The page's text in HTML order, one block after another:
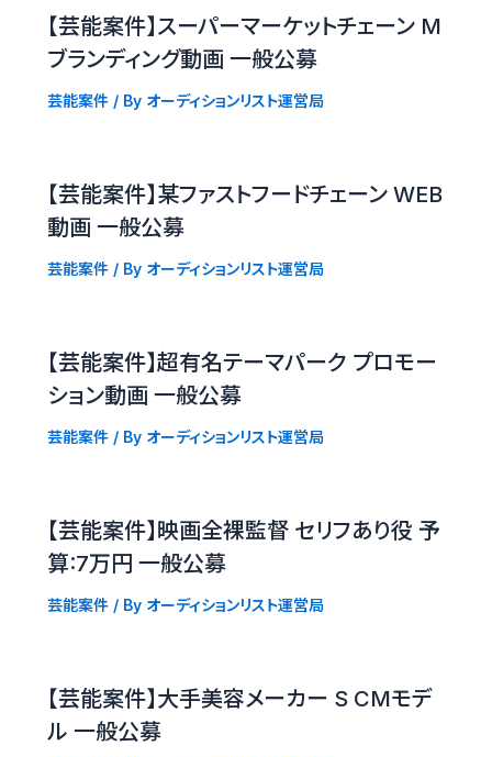
【芸能案件】スーパーマーケットチェーン M
ブランディング動画 一般公募
芸能案件/ By オーディションリスト運営局
【芸能案件】某ファストフードチェーン WEB
動画 一般公募
芸能案件/ By オーディションリスト運営局
【芸能案件】超有名テーマパーク プロモー
ション動画 一般公募
芸能案件/ By オーディションリスト運営局
【芸能案件】映画全裸監督 セリフあり役 予
算:7万円 一般公募
芸能案件/ By オーディションリスト運営局
【芸能案件】大手美容メーカー S CMモデ
ル 一般公募